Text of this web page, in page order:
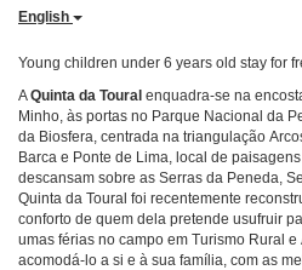
English
Young children under 6 years old stay for
AQuinta da Toural enquadra-se na
Minho, às portas no Parque Nacional da
da Biosfera, centrada na triangulação
Barca e Ponte de Lima, local de
descansam sobre as Serras da Peneda,
Quinta da Toural foi recentemente
conforto de quem dela pretende usufruir
umas férias no campo em Turismo Rural
acomodá-lo a si e à sua família, com as